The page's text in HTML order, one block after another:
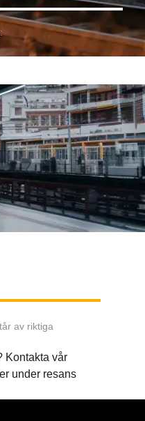
av riktiga
Kontakta vår
under resans